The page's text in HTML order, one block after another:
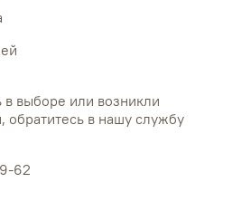
выборе или возникли
обратитесь в нашу службу
62